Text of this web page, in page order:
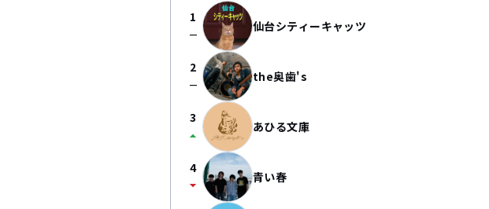
1
check_indeterminate_small 仙台シティーキャッツ
2
check_indeterminate_small the奥歯's
3
arrow_drop_up あひる文庫
4
arrow_drop_down 青い春